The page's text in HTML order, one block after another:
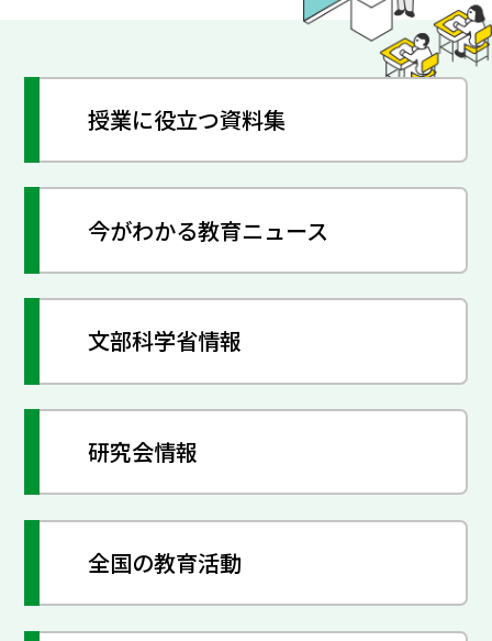
授業に役立つ資料集
今がわかる教育ニュース
文部科学省情報
研究会情報
全国の教育活動